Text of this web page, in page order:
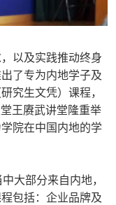
以及实践推动终身
了专为内地学子及
究生文凭）课程，
王赓武讲堂隆重举
院在中国内地的学
大部分来自内地，
包括：企业品牌及